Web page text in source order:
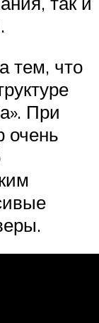
тем, что
При
очень